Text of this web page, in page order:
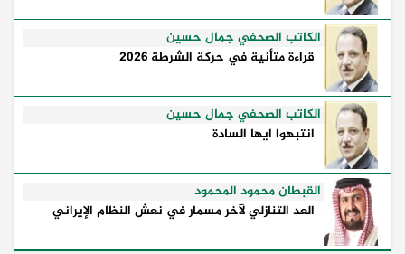
الكاتب الصحفي جمال حسين
قراءة متأنية في حركة الشرطة 2026
الكاتب الصحفي جمال حسين
انتبهوا ايها السادة
القبطان محمود المحمود
العد التنازلي لآخر مسمار في نعش النظام الإيراني